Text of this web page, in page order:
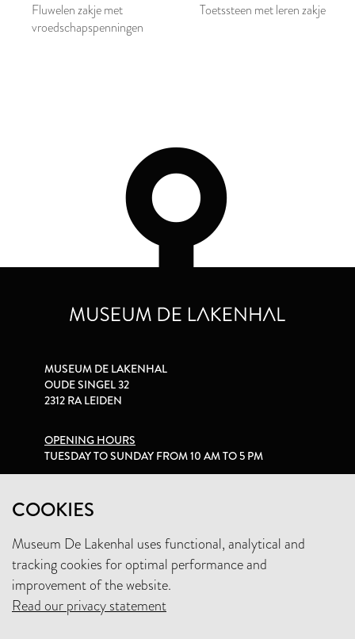
Fluwelen zakje met
vroedschapspenningen
Toetssteen met leren zakje
COOKIES
Museum De Lakenhal uses functional, analytical and
tracking cookies for optimal performance and
improvement of the website.
Read our privacy statement
MUSEUM DE LAKENHAL
OUDE SINGEL 32
2312 RA LEIDEN
OPENING HOURS
TUESDAY TO SUNDAY FROM 10 AM TO 5 PM
+31 (0)71 5165360
INFO@LAKENHAL.NL
SUPPORT THE MUSEUM